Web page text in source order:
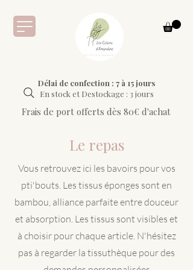
Délai de confection : 7 à 15 jours
En stock et Destockage : 3 jours
Frais de port offerts dès 80€ d'achat
Le repas
Vous retrouvez ici les bavoirs pour vos
pti'bouts. Les tissus éponges sont en
bambou, alliance parfaite entre douceur
et absorption. Les tissus sont visibles et
à choisir pour chaque article. N'hésitez
pas à regarder la tissuthèque pour des